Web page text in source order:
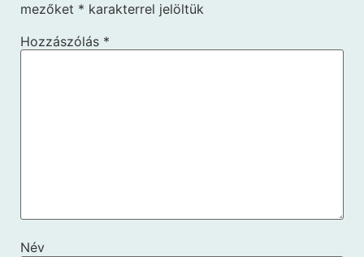
mezőket * karakterrel jelöltük
Hozzászólás *
Név